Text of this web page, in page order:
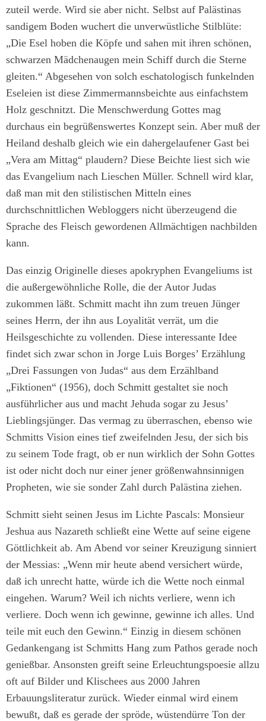
zuteil werde. Wird sie aber nicht. Selbst auf Palästinas
sandigem Boden wuchert die unverwüstliche Stilblüte:
„Die Esel hoben die Köpfe und sahen mit ihren schönen,
schwarzen Mädchenaugen mein Schiff durch die Sterne
gleiten.“ Abgesehen von solch eschatologisch funkelnden
Eseleien ist diese Zimmermannsbeichte aus einfachstem
Holz geschnitzt. Die Menschwerdung Gottes mag
durchaus ein begrüßenswertes Konzept sein. Aber muß der
Heiland deshalb gleich wie ein dahergelaufener Gast bei
„Vera am Mittag“ plaudern? Diese Beichte liest sich wie
das Evangelium nach Lieschen Müller. Schnell wird klar,
daß man mit den stilistischen Mitteln eines
durchschnittlichen Webloggers nicht überzeugend die
Sprache des Fleisch gewordenen Allmächtigen nachbilden
kann.
Das einzig Originelle dieses apokryphen Evangeliums ist
die außergewöhnliche Rolle, die der Autor Judas
zukommen läßt. Schmitt macht ihn zum treuen Jünger
seines Herrn, der ihn aus Loyalität verrät, um die
Heilsgeschichte zu vollenden. Diese interessante Idee
findet sich zwar schon in Jorge Luis Borges’ Erzählung
„Drei Fassungen von Judas“ aus dem Erzählband
„Fiktionen“ (1956), doch Schmitt gestaltet sie noch
ausführlicher aus und macht Jehuda sogar zu Jesus’
Lieblingsjünger. Das vermag zu überraschen, ebenso wie
Schmitts Vision eines tief zweifelnden Jesu, der sich bis
zu seinem Tode fragt, ob er nun wirklich der Sohn Gottes
ist oder nicht doch nur einer jener größenwahnsinnigen
Propheten, wie sie sonder Zahl durch Palästina ziehen.
Schmitt sieht seinen Jesus im Lichte Pascals: Monsieur
Jeshua aus Nazareth schließt eine Wette auf seine eigene
Göttlichkeit ab. Am Abend vor seiner Kreuzigung sinniert
der Messias: „Wenn mir heute abend versichert würde,
daß ich unrecht hatte, würde ich die Wette noch einmal
eingehen. Warum? Weil ich nichts verliere, wenn ich
verliere. Doch wenn ich gewinne, gewinne ich alles. Und
teile mit euch den Gewinn.“ Einzig in diesem schönen
Gedankengang ist Schmitts Hang zum Pathos gerade noch
genießbar. Ansonsten greift seine Erleuchtungspoesie allzu
oft auf Bilder und Klischees aus 2000 Jahren
Erbauungsliteratur zurück. Wieder einmal wird einem
bewußt, daß es gerade der spröde, wüstendürre Ton der